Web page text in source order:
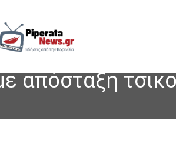
απόσταξη